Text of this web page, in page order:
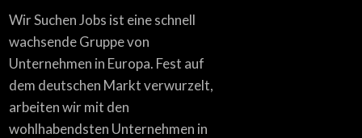
Wir Suchen Jobs ist eine schnell
wachsende Gruppe von
Unternehmen in Europa. Fest auf
dem deutschen Markt verwurzelt,
arbeiten wir mit den
wohlhabendsten Unternehmen in